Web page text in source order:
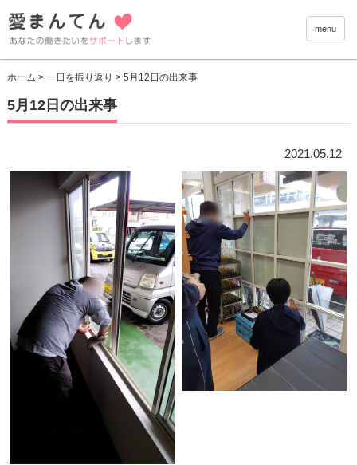
愛まん
menu
ホーム > 一日を振り返り > 5月12日の出来事
5月12日の出来事
2021.05.12